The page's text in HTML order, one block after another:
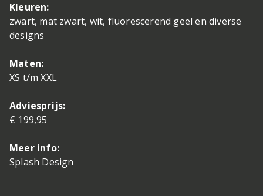
Kleuren:
zwart, mat zwart, wit, fluorescerend geel en diverse
designs
Maten:
XS t/m XXL
Adviesprijs:
€ 199,95
Meer info:
Splash Design